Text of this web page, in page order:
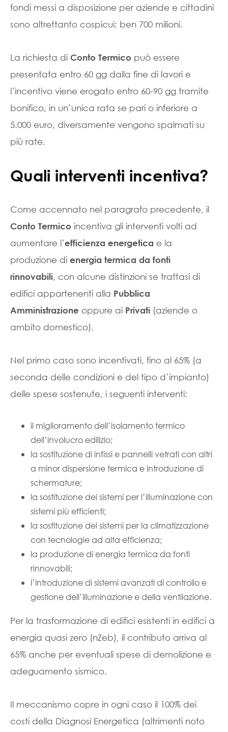
fondi messi a disposizione per aziende e cittadini
sono altrettanto cospicui: ben 700 milioni.
La richiesta di Conto Termico può essere
presentata entro 60 gg dalla fine di lavori e
l’incentivo viene erogato entro 60-90 gg tramite
bonifico, in un’unica rata se pari o inferiore a
5.000 euro, diversamente vengono spalmati su
più rate.
Quali interventi incentiva?
Come accennato nel paragrafo precedente, il
Conto Termico incentiva gli interventi volti ad
aumentare l’efficienza energetica e la
produzione di energia termica da fonti
rinnovabili, con alcune distinzioni se trattasi di
edifici appartenenti alla Pubblica
Amministrazione oppure ai Privati (aziende o
ambito domestico).
Nel primo caso sono incentivati, fino al 65% (a
seconda delle condizioni e del tipo d’impianto)
delle spese sostenute, i seguenti interventi:
il miglioramento dell’isolamento termico
dell’involucro edilizio;
la sostituzione di infissi e pannelli vetrati con altri
a minor dispersione termica e introduzione di
schermature;
la sostituzione dei sistemi per l’illuminazione con
sistemi più efficienti;
la sostituzione dei sistemi per la climatizzazione
con tecnologie ad alta efficienza;
la produzione di energia termica da fonti
rinnovabili;
l’introduzione di sistemi avanzati di controllo e
gestione dell’illuminazione e della ventilazione.
Per la trasformazione di edifici esistenti in edifici a
energia quasi zero (nZeb), il contributo arriva al
65% anche per eventuali spese di demolizione e
adeguamento sismico.
Il meccanismo copre in ogni caso il 100% dei
costi della Diagnosi Energetica (altrimenti noto